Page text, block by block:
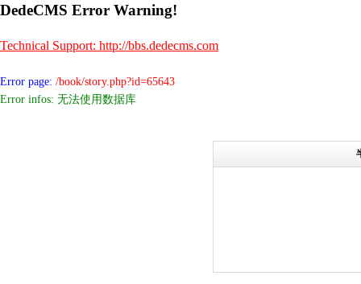
DedeCMS Error Warning!
Technical Support: http://bbs.dedecms.com
Error page: /book/story.php?id=65643
Error infos: 无法使用数据库